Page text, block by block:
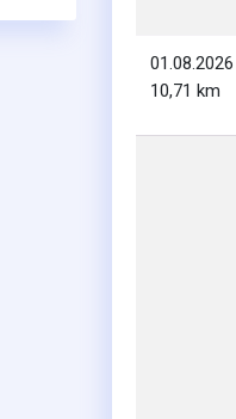
01.08.2026
10,71 km